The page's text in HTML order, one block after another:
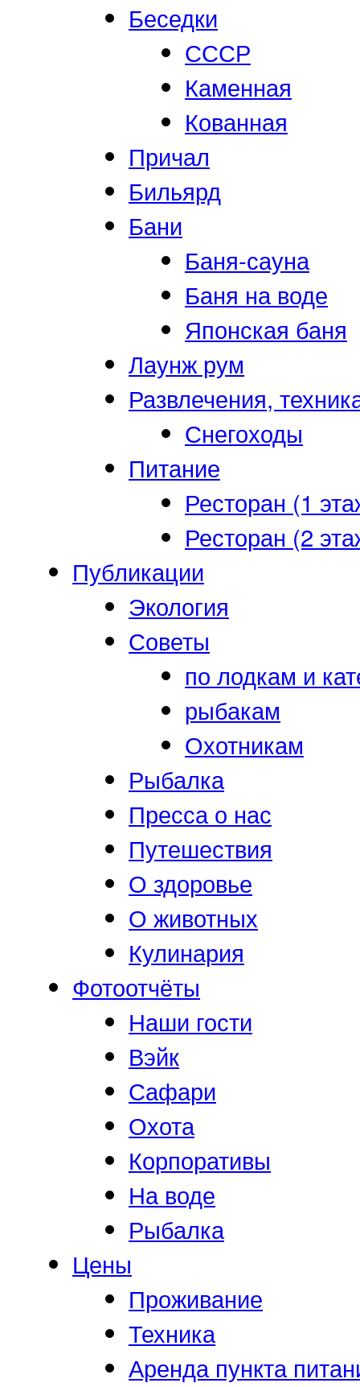
Беседки
СССР
Каменная
Кованная
Причал
Бильярд
Бани
Баня-сауна
Баня на воде
Японская баня
Лаунж рум
Развлечения,
Снегоходы
Питание
Ресторан (1
Ресторан (2
Публикации
Экология
Советы
по лодкам и
рыбакам
Охотникам
Рыбалка
Пресса о нас
Путешествия
О здоровье
О животных
Кулинария
Фотоотчёты
Наши гости
Вэйк
Сафари
Охота
Корпоративы
На воде
Рыбалка
Цены
Проживание
Техника
Аренда пункта